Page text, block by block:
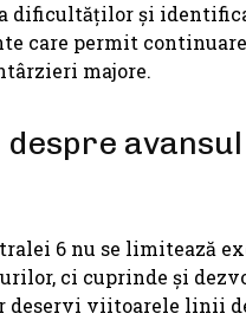
dificultăților și
care permit
majore.
avansul
6 nu se limitează
ci cuprinde și
deservi viitoarele linii